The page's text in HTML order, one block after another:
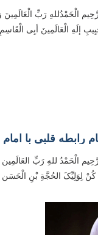
الْحَمْدُللهِ رَبِّ
حَبِیبِ إلَهِ الْعَالَمِینَ أبِی
رابطه قلبی با
الْحَمْدُ للهِ رَبِّ
کُنْ لِوَلِیِّکَ الحُجَّةِ بْنِ